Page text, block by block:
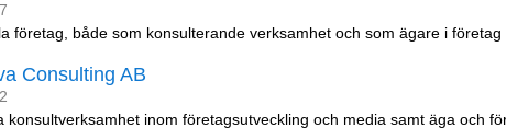
företag, både som konsulterande verksamhet och som ägare i
Consulting AB
konsultverksamhet inom företagsutveckling och media samt äga och